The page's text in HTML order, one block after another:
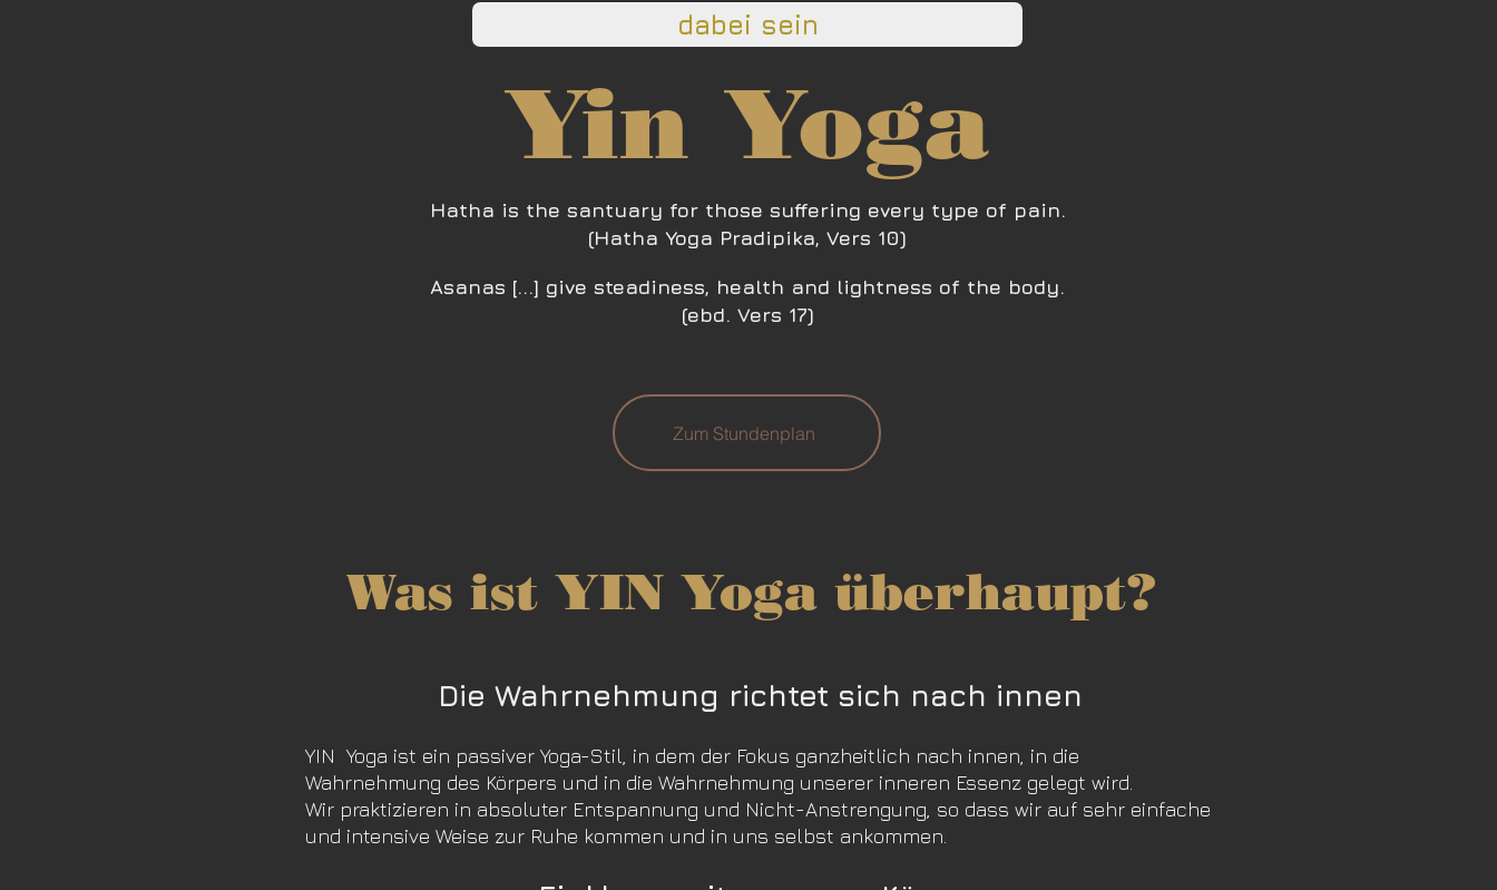
dabei sein
Yin Yoga
Hatha is the santuary for those suffering every type of pain.
(Hatha Yoga Pradipika, Vers 10)
Asanas [...] give steadiness, health and lightness of the body.
(ebd. Vers 17)
Zum Stundenplan​​
Was ist YIN Yoga überhaupt?
Die Wahrnehmung richtet sich nach innen
YIN Yoga ist ein passiver Yoga-Stil, in dem der Fokus ganzheitlich nach innen, in die
Wahrnehmung des Körpers und in die Wahrnehmung unserer inneren Essenz gelegt wird.
Wir praktizieren in absoluter Entspannung und Nicht-Anstrengung, so dass wir auf sehr einfache
und intensive Weise zur Ruhe kommen und in uns selbst ankommen.